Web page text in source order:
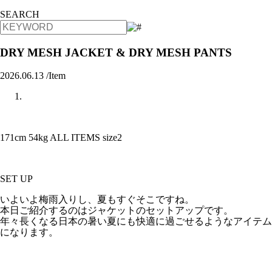
SEARCH
DRY MESH JACKET & DRY MESH PANTS
2026.06.13 /Item
171cm 54kg ALL ITEMS size2
SET UP
いよいよ梅雨入りし、夏もすぐそこですね。
本日ご紹介するのはジャケットのセットアップです。
年々長くなる日本の暑い夏にも快適に過ごせるようなアイテム
になります。